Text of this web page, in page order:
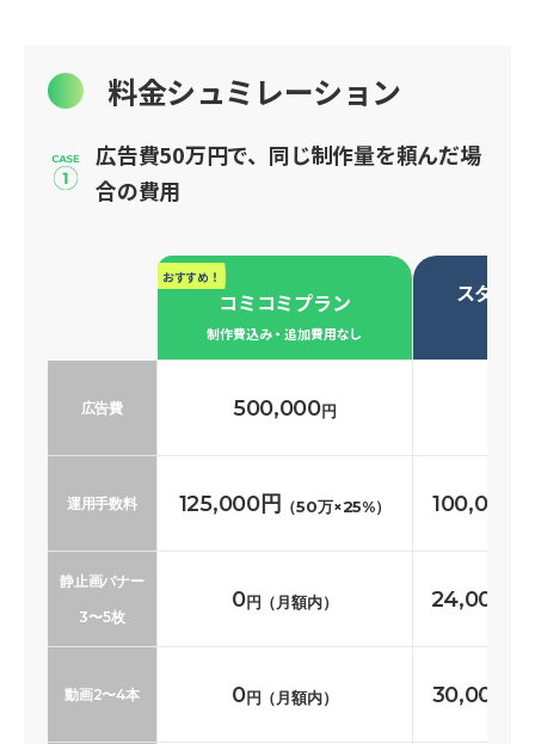
料金シュミレーション
広告費50万円で、同じ制作量を頼んだ場
合の費用
おすすめ！
コミコミプラン
制作費込み・追加費用なし
スタン
広告費 500,000円
運用手数料 125,000円 （50万×25%） 100,000
静止画バナー
3〜5枚
0円（月額内） 24,000
動画2〜4本 0円（月額内） 30,000